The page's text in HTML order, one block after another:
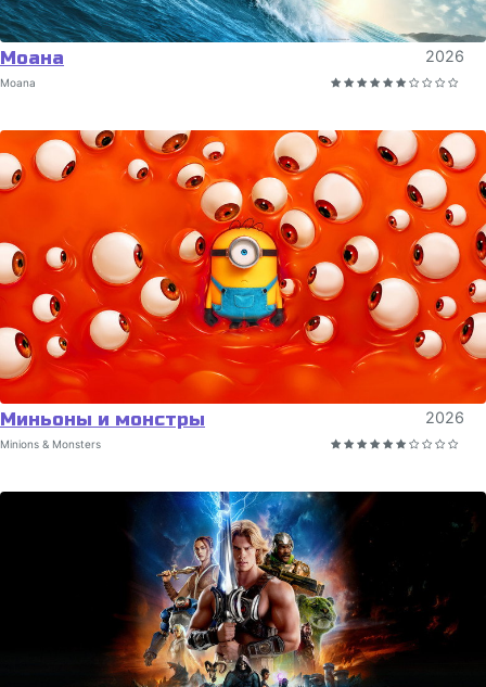
Моана 2026
Moana
Миньоны и монстры 2026
Minions & Monsters